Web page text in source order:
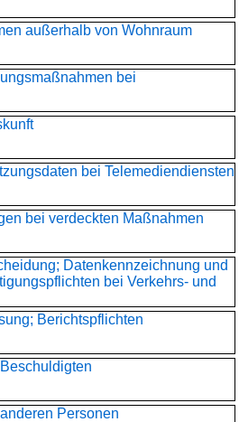
außerhalb von Wohnraum
bei
bei Telemediendiensten
bei verdeckten Maßnahmen
Datenkennzeichnung und
bei Verkehrs- und
Berichtspflichten
Personen